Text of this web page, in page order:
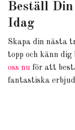
Beställ
Idag
Skapa din nästa
topp och känn dig
oss nu för att
fantastiska